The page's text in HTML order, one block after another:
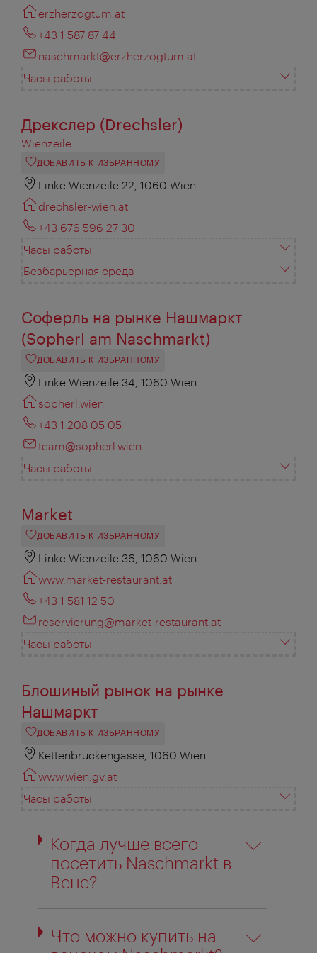
erzherzogtum.at
+43 1 587 87 44
naschmarkt@erzherzogtum.at
Часы работы
Дрекслер (Drechsler)
Wienzeile
ДОБАВИТЬ К ИЗБРАННОМУ
Linke Wienzeile 22, 1060 Wien
drechsler-wien.at
+43 676 596 27 30
Часы работы
Безбарьерная среда
Соферль на рынке Нашмаркт
(Sopherl am Naschmarkt)
ДОБАВИТЬ К ИЗБРАННОМУ
Linke Wienzeile 34, 1060 Wien
sopherl.wien
+43 1 208 05 05
team@sopherl.wien
Часы работы
Market
ДОБАВИТЬ К ИЗБРАННОМУ
Linke Wienzeile 36, 1060 Wien
www.market-restaurant.at
+43 1 581 12 50
reservierung@market-restaurant.at
Часы работы
Блошиный рынок на рынке
Нашмаркт
ДОБАВИТЬ К ИЗБРАННОМУ
Kettenbrückengasse, 1060 Wien
www.wien.gv.at
Часы работы
Когда лучше всего
посетить Naschmarkt в
Вене?
Что можно купить на